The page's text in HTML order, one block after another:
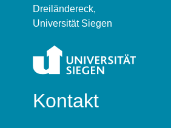
Dreiländereck,
Universität Siegen
Kontakt